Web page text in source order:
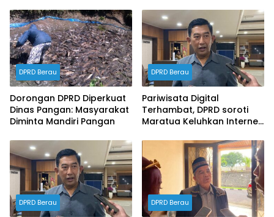
Dokumen Manajemen
Risiko Tahun 2026
RDP DPRD
DPRD Berau
Dorongan DPRD Diperkuat
Dinas Pangan: Masyarakat
Diminta Mandiri Pangan
DPRD Berau
Pariwisata Digital
Terhambat, DPRD soroti
Maratua Keluhkan Internet
DPRD Berau DPRD Berau